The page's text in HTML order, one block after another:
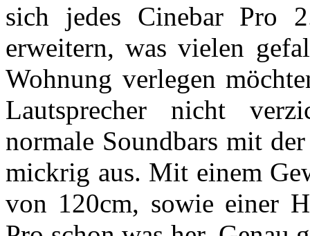
sich jedes Cinebar Pro
erweitern, was vielen
Wohnung verlegen
Lautsprecher nicht
normale Soundbars mit
mickrig aus. Mit einem
von 120cm, sowie einer